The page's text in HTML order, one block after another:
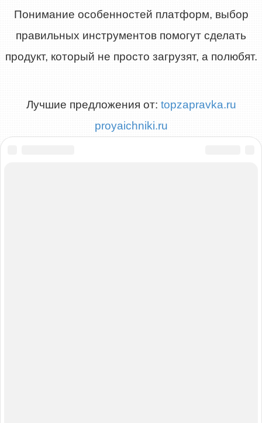
Понимание особенностей платформ, выбор
правильных инструментов помогут сделать
продукт, который не просто загрузят, а полюбят.
Лучшие предложения от: topzapravka.ru
proyaichniki.ru